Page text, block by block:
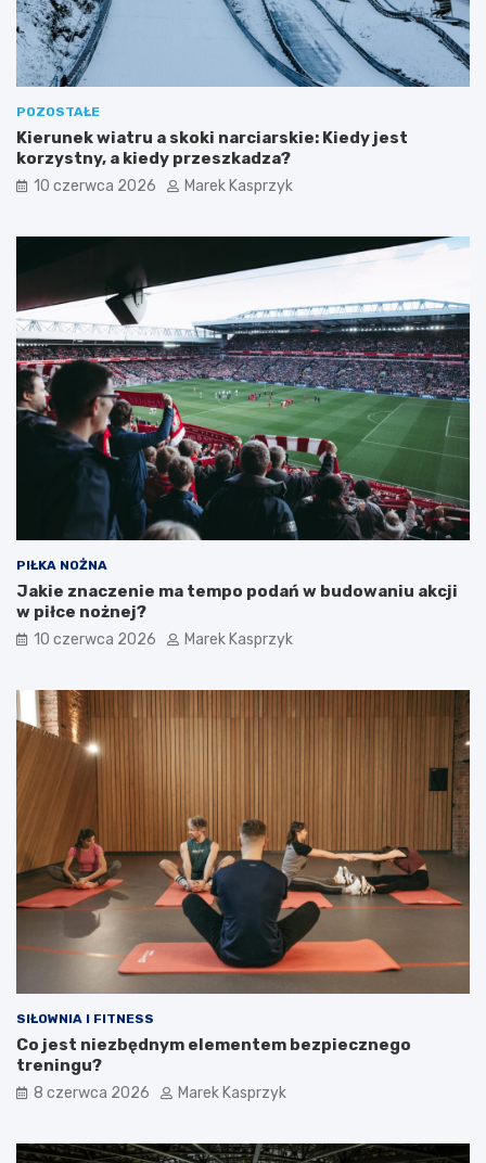
POZOSTAŁE
Kierunek wiatru a skoki narciarskie: Kiedy jest
korzystny, a kiedy przeszkadza?
10 czerwca 2026 Marek Kasprzyk
PIŁKA NOŻNA
Jakie znaczenie ma tempo podań w budowaniu akcji
w piłce nożnej?
10 czerwca 2026 Marek Kasprzyk
SIŁOWNIA I FITNESS
Co jest niezbędnym elementem bezpiecznego
treningu?
8 czerwca 2026 Marek Kasprzyk